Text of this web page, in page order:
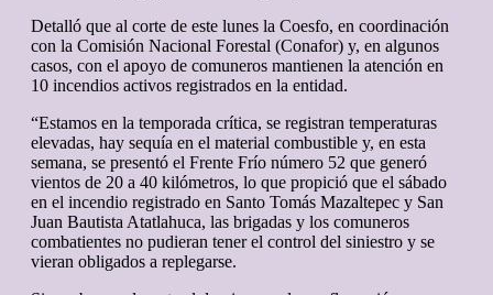
Detalló que al corte de este lunes la Coesfo, en coordinación
con la Comisión Nacional Forestal (Conafor) y, en algunos
casos, con el apoyo de comuneros mantienen la atención en
10 incendios activos registrados en la entidad.
“Estamos en la temporada crítica, se registran temperaturas
elevadas, hay sequía en el material combustible y, en esta
semana, se presentó el Frente Frío número 52 que generó
vientos de 20 a 40 kilómetros, lo que propició que el sábado
en el incendio registrado en Santo Tomás Mazaltepec y San
Juan Bautista Atatlahuca, las brigadas y los comuneros
combatientes no pudieran tener el control del siniestro y se
vieran obligados a replegarse.